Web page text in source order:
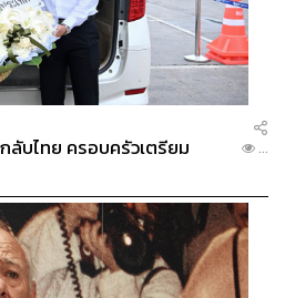
ลับไทย ครอบครัวเตรียม
...